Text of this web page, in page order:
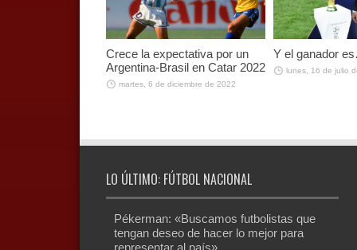
Crece la expectativa por un
Argentina-Brasil en Catar 2022
martes, 6 de diciembre de 2022
Y el ganador
lunes, 16 de julio
LO ÚLTIMO: FÚTBOL NACIONAL
Pékerman: «Buscamos futbolistas que
tengan deseo de hacer lo mejor para